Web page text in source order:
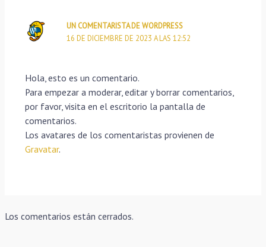
UN COMENTARISTA DE WORDPRESS
16 DE DICIEMBRE DE 2023 A LAS 12:52
Hola, esto es un comentario.
Para empezar a moderar, editar y borrar comentarios,
por favor, visita en el escritorio la pantalla de
comentarios.
Los avatares de los comentaristas provienen de
Gravatar.
Los comentarios están cerrados.